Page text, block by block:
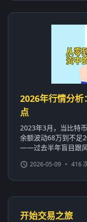
2026年行情分
点
2023年3月，当比特
余额波动68万到不足
——过去半年盲目跟
2026-05-09 • 416
开始交易之旅